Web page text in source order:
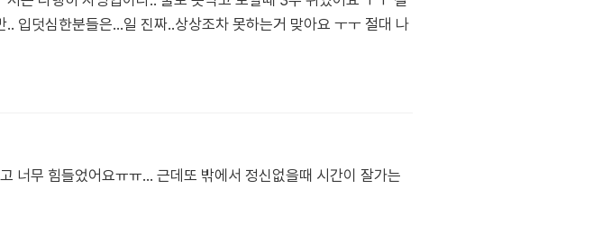
입덧심한분들은...일 진짜..상상조차 못하는거 맞아요 ㅜㅜ 절대 나
너무 힘들었어요ㅠㅠ... 근데또 밖에서 정신없을때 시간이 잘가는